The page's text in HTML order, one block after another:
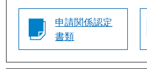
申請関係認定
書類